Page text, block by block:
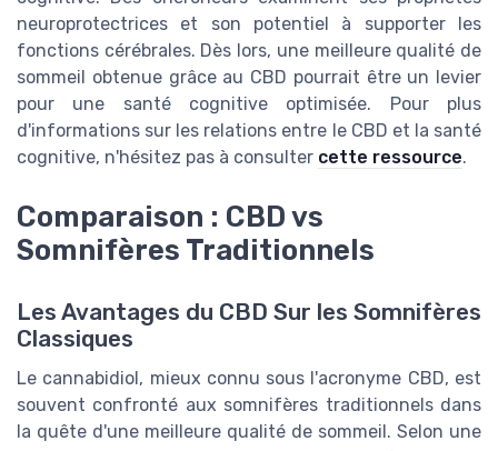
neuroprotectrices et son potentiel à supporter les
fonctions cérébrales. Dès lors, une meilleure qualité de
sommeil obtenue grâce au CBD pourrait être un levier
pour une santé cognitive optimisée. Pour plus
d'informations sur les relations entre le CBD et la santé
cognitive, n'hésitez pas à consulter cette ressource.
Comparaison : CBD vs
Somnifères Traditionnels
Les Avantages du CBD Sur les Somnifères
Classiques
Le cannabidiol, mieux connu sous l'acronyme CBD, est
souvent confronté aux somnifères traditionnels dans
la quête d'une meilleure qualité de sommeil. Selon une